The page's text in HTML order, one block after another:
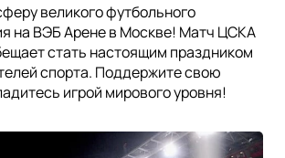
великого футбольного
на ВЭБ Арене в Москве! Матч ЦСКА
стать настоящим праздником
спорта. Поддержите свою
игрой мирового уровня!